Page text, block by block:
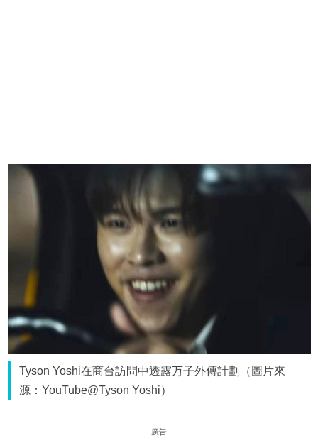
Tyson Yoshi在商台訪問中透露万子外傳計劃（圖片來
源：YouTube@Tyson Yoshi）
廣告